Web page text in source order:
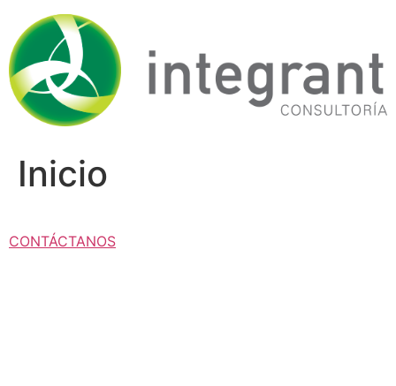
contenido
Inicio
CONTÁCTANOS